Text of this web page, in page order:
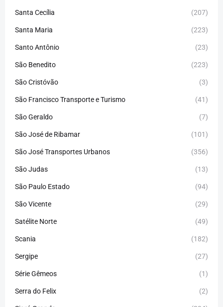
Santa Cecília (207)
Santa Maria (223)
Santo Antônio (23)
São Benedito (223)
São Cristóvão (3)
São Francisco Transporte e Turismo (41)
São Geraldo (7)
São José de Ribamar (101)
São José Transportes Urbanos (356)
São Judas (13)
São Paulo Estado (94)
São Vicente (29)
Satélite Norte (49)
Scania (182)
Sergipe (27)
Série Gêmeos (1)
Serra do Felix (2)